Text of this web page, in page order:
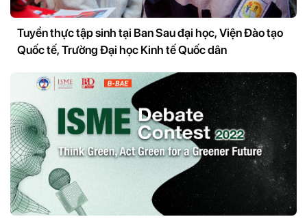
Tuyển thực tập sinh tại Ban Sau đại học, Viện Đào tạo
Quốc tế, Trường Đại học Kinh tế Quốc dân